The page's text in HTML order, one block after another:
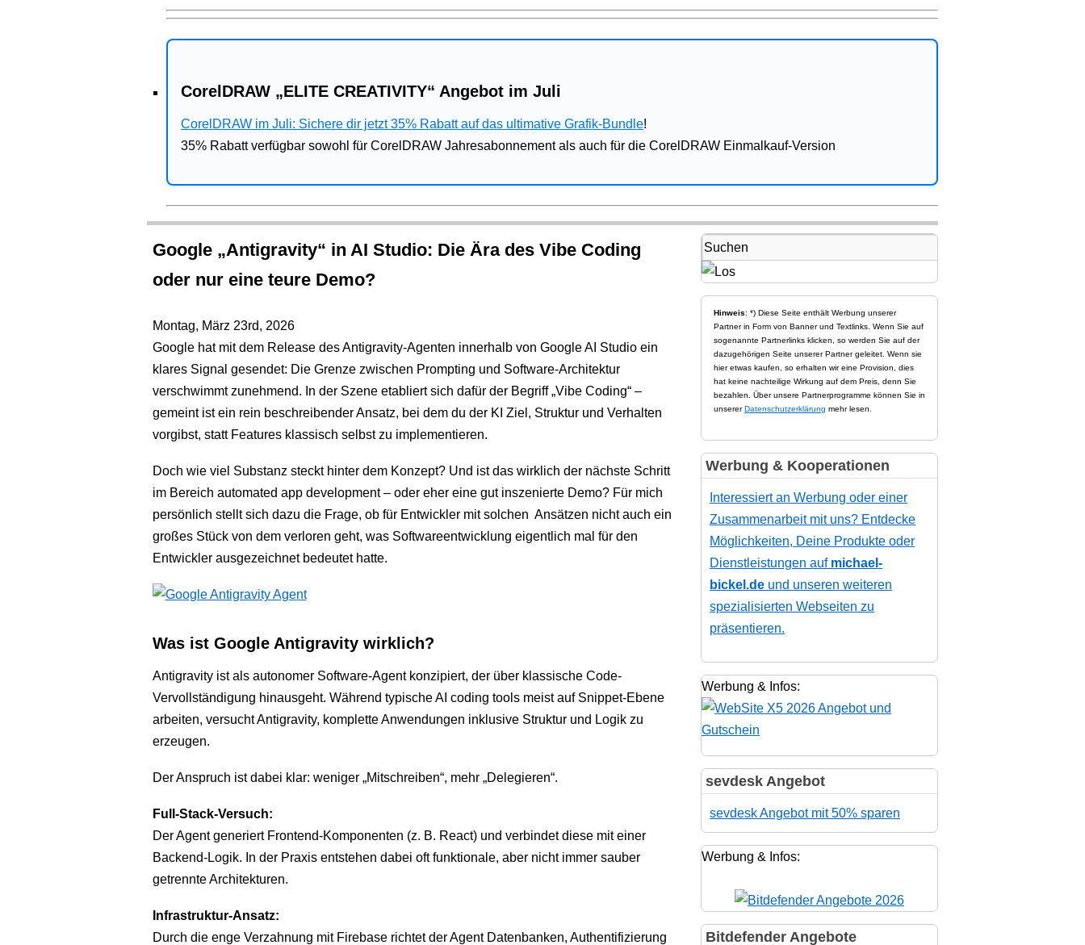
CorelDRAW „ELITE CREATIVITY“ Angebot im Juli
CorelDRAW im Juli: Sichere dir jetzt 35% Rabatt auf das ultimative Grafik-Bundle!
35% Rabatt verfügbar sowohl für CorelDRAW Jahresabonnement als auch für die CorelDRAW Einmalkauf-Version
Google „Antigravity“ in AI Studio: Die Ära des Vibe Coding
oder nur eine teure Demo?
Montag, März 23rd, 2026
Google hat mit dem Release des Antigravity-Agenten innerhalb von Google AI Studio ein
klares Signal gesendet: Die Grenze zwischen Prompting und Software-Architektur
verschwimmt zunehmend. In der Szene etabliert sich dafür der Begriff „Vibe Coding“ –
gemeint ist ein rein beschreibender Ansatz, bei dem du der KI Ziel, Struktur und Verhalten
vorgibst, statt Features klassisch selbst zu implementieren.
Doch wie viel Substanz steckt hinter dem Konzept? Und ist das wirklich der nächste Schritt
im Bereich automated app development – oder eher eine gut inszenierte Demo? Für mich
persönlich stellt sich dazu die Frage, ob für Entwickler mit solchen Ansätzen nicht auch ein
großes Stück von dem verloren geht, was Softwareentwicklung eigentlich mal für den
Entwickler ausgezeichnet bedeutet hatte.
Was ist Google Antigravity wirklich?
Antigravity ist als autonomer Software-Agent konzipiert, der über klassische Code-
Vervollständigung hinausgeht. Während typische AI coding tools meist auf Snippet-Ebene
arbeiten, versucht Antigravity, komplette Anwendungen inklusive Struktur und Logik zu
erzeugen.
Der Anspruch ist dabei klar: weniger „Mitschreiben“, mehr „Delegieren“.
Full-Stack-Versuch:
Der Agent generiert Frontend-Komponenten (z. B. React) und verbindet diese mit einer
Backend-Logik. In der Praxis entstehen dabei oft funktionale, aber nicht immer sauber
getrennte Architekturen.
Infrastruktur-Ansatz:
Durch die enge Verzahnung mit Firebase richtet der Agent Datenbanken, Authentifizierung
Hinweis: *) Diese Seite enthält Werbung unserer
Partner in Form von Banner und Textlinks. Wenn Sie auf
sogenannte Partnerlinks klicken, so werden Sie auf der
dazugehörigen Seite unserer Partner geleitet. Wenn sie
hier etwas kaufen, so erhalten wir eine Provision, dies
hat keine nachteilige Wirkung auf dem Preis, denn Sie
bezahlen. Über unsere Partnerprogramme können Sie in
unsererDatenschutzerklärung mehr lesen.
Werbung & Kooperationen
Interessiert an Werbung oder einer
Zusammenarbeit mit uns? Entdecke
Möglichkeiten, Deine Produkte oder
Dienstleistungen auf michael-
bickel.de und unseren weiteren
spezialisierten Webseiten zu
präsentieren.
Werbung & Infos:
sevdesk Angebot
sevdesk Angebot mit 50% sparen
Werbung & Infos:
Bitdefender Angebote